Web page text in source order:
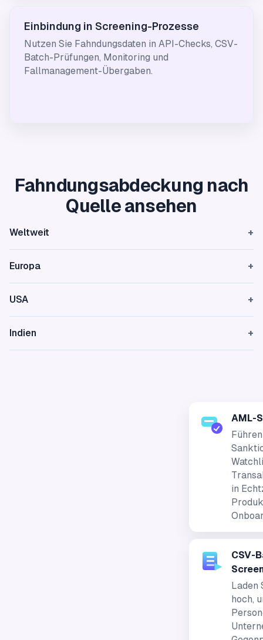
Einbindung in Screening-Prozesse
Nutzen Sie Fahndungsdaten in API-Checks, CSV-
Batch-Prüfungen, Monitoring und
Fallmanagement-Übergaben.
Fahndungsabdeckung nach
Quelle ansehen
Weltweit +
Europa +
USA +
Indien +
AML-
in
CSV-
Laden
hoch,